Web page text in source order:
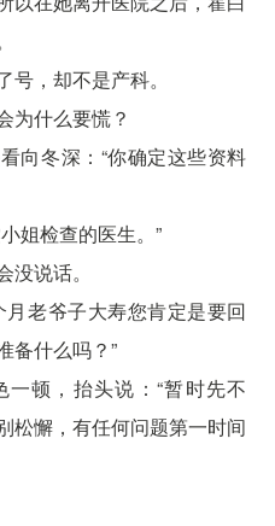
，却不是产科。
为什么要慌？
向冬深：“你确定这些资料
姐检查的医生。”
说话。
老爷子大寿您肯定是要回
备什么吗？”
顿，抬头说：“暂时先不
松懈，有任何问题第一时间